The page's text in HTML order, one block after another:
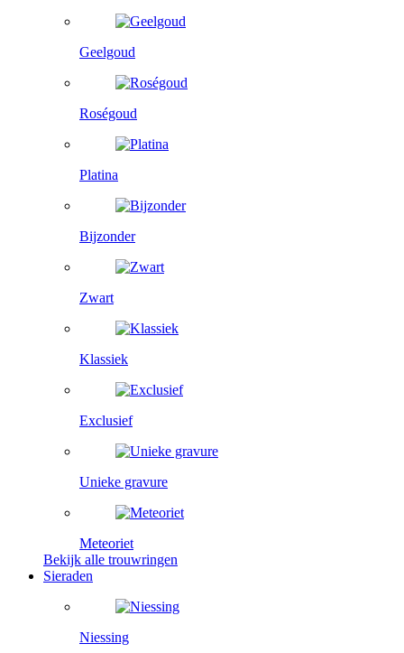
Geelgoud
Roségoud
Platina
Bijzonder
Zwart
Klassiek
Exclusief
Unieke gravure
Meteoriet
Bekijk alle trouwringen
Sieraden
Niessing